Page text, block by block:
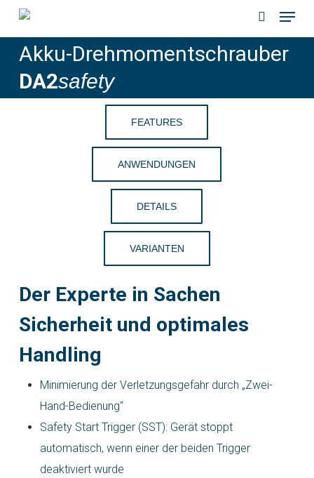
Skip
main
content
Menu
Akku-Drehmomentschrauber
DA2safety
FEATURES
ANWENDUNGEN
DETAILS
VARIANTEN
Der Experte in Sachen
Sicherheit und optimales
Handling
Minimierung der Verletzungsgefahr durch „Zwei-
Hand-Bedienung“
Safety Start Trigger (SST): Gerät stoppt
automatisch, wenn einer der beiden Trigger
deaktiviert wurde